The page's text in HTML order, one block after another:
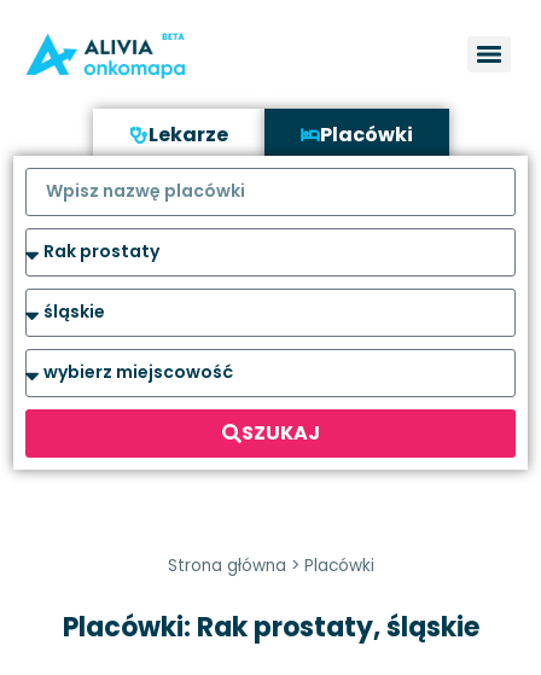
Lekarze Placówki
SZUKAJ
Strona główna > Placówki
Placówki: Rak prostaty, śląskie